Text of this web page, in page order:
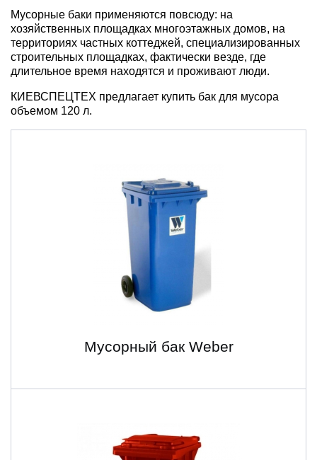
Мусорные баки применяются повсюду: на
хозяйственных площадках многоэтажных домов, на
территориях частных коттеджей, специализированных
строительных площадках, фактически везде, где
длительное время находятся и проживают люди.
КИЕВСПЕЦТЕХ предлагает купить бак для мусора
объемом 120 л.
Мусорный бак Weber